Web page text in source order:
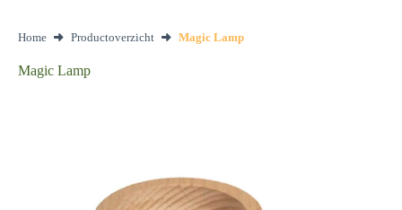
Home Productoverzicht Magic Lamp
Magic Lamp